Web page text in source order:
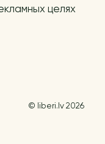
целях
© liberi.lv 2026